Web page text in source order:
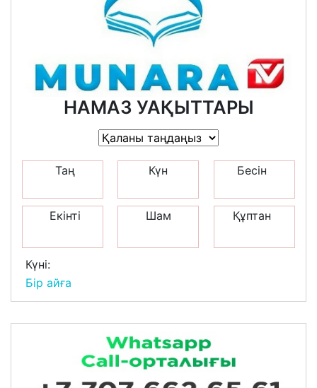
НАМАЗ УАҚЫТТАРЫ
Таң Күн Бесін
Екінті Шам Құптан
Күні:
Бір айға